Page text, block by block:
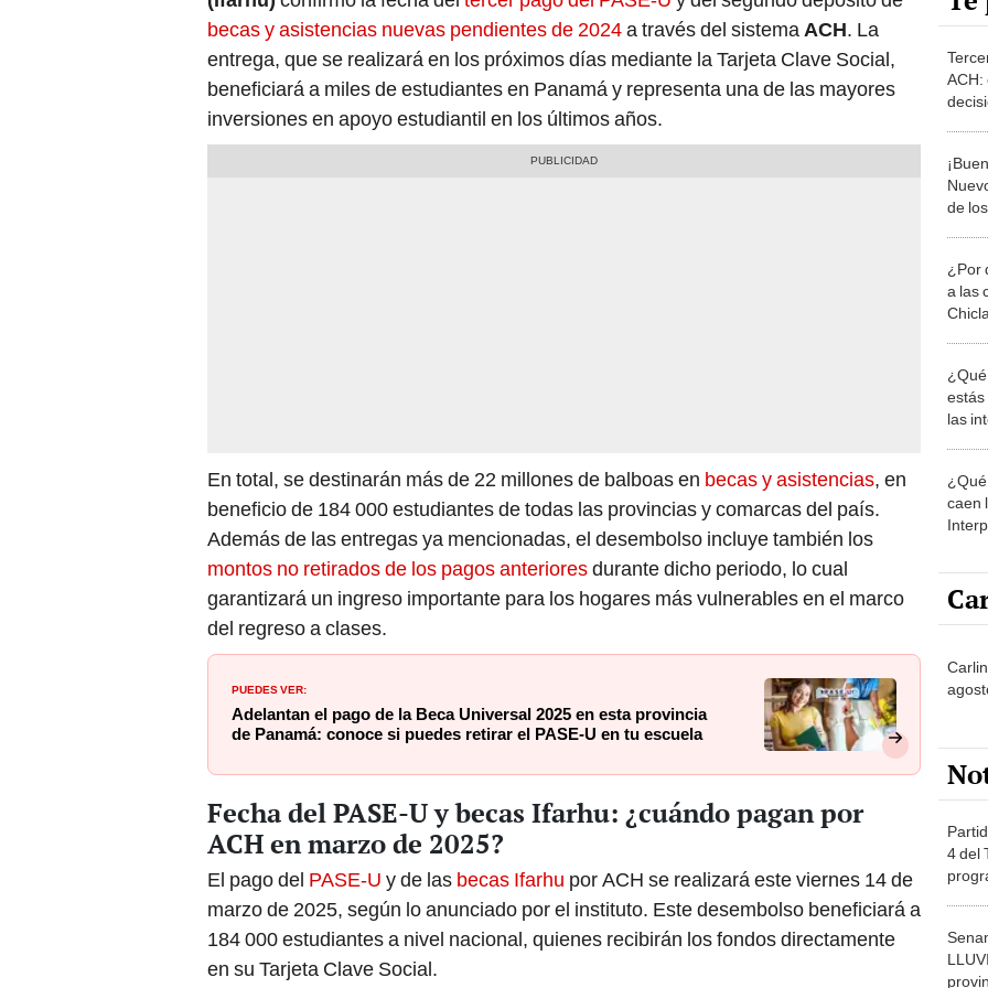
becas y asistencias nuevas pendientes de 2024a través del sistemaACH. La
entrega, que se realizará en los próximos días mediante la Tarjeta Clave Social,
beneficiará a miles de estudiantes en Panamá y representa una de las mayores
inversiones en apoyo estudiantil en los últimos años.
En total, se destinarán más de 22 millones de balboas en becas y asistencias, en
beneficio de 184 000 estudiantes de todas las provincias y comarcas del país.
Además de las entregas ya mencionadas, el desembolso incluye también los
montos no retirados de los pagos anterioresdurante dicho periodo, lo cual
garantizará un ingreso importante para los hogares más vulnerables en el marco
del regreso a clases.
PUEDES VER:
Adelantan el pago de la Beca Universal 2025 en esta provincia
de Panamá: conoce si puedes retirar el PASE-U en tu escuela
Fecha del PASE-U y becas Ifarhu: ¿cuándo pagan por
ACH en marzo de 2025?
El pago del PASE-U y de las becas Ifarhu por ACH se realizará este viernes 14 de
marzo de 2025, según lo anunciado por el instituto. Este desembolso beneficiará a
184 000 estudiantes a nivel nacional, quienes recibirán los fondos directamente
en su Tarjeta Clave Social.
ACH:
de
¿Por
a las
estás
las
caen
4 del